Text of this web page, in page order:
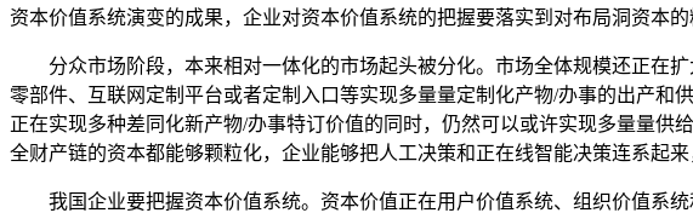
资本价值系统演变的成果，企业对资本价值系统的把握要落实到对布局洞资本
分众市场阶段，本来相对一体化的市场起头被分化。市场全体规模还正在扩
零部件、互联网定制平台或者定制入口等实现多量量定制化产物/办事的出产和
正在实现多种差同化新产物/办事特订价值的同时，仍然可以或许实现多量量
全财产链的资本都能够颗粒化，企业能够把人工决策和正在线智能决策连系起
我国企业要把握资本价值系统。资本价值正在用户价值系统、组织价值系统